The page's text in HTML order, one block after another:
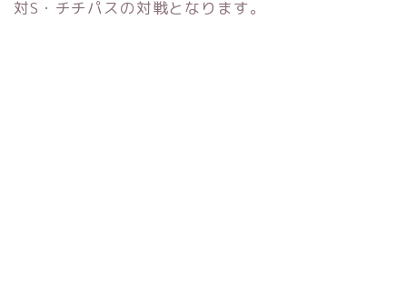
対S・チチパスの対戦となります。